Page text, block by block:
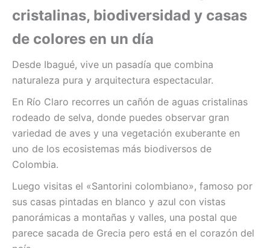
cristalinas, biodiversidad y casas
de colores en un día
Desde Ibagué, vive un pasadía que combina
naturaleza pura y arquitectura espectacular.
En Río Claro recorres un cañón de aguas cristalinas
rodeado de selva, donde puedes observar gran
variedad de aves y una vegetación exuberante en
uno de los ecosistemas más biodiversos de
Colombia.
Luego visitas el «Santorini colombiano», famoso por
sus casas pintadas en blanco y azul con vistas
panorámicas a montañas y valles, una postal que
parece sacada de Grecia pero está en el corazón del